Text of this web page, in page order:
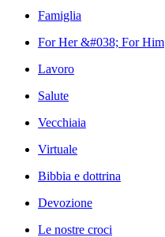
Famiglia
For Her &#038; For Him
Lavoro
Salute
Vecchiaia
Virtuale
Bibbia e dottrina
Devozione
Le nostre croci